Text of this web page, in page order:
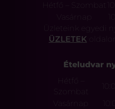
Hétfő – Szombat
Vasárnap
Üzleteink egyedi
ÜZLETEK
Ételudvar
Hétfő –
Szombat
Vasárnap